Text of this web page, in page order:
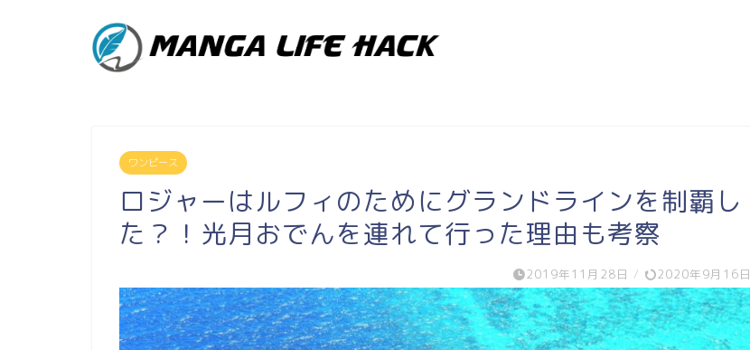
ワンピース
ロジャーはルフィのためにグランドラインを制覇し
た？！光月おでんを連れて行った理由も考察
2019年11月28日 / 2020年9月16日